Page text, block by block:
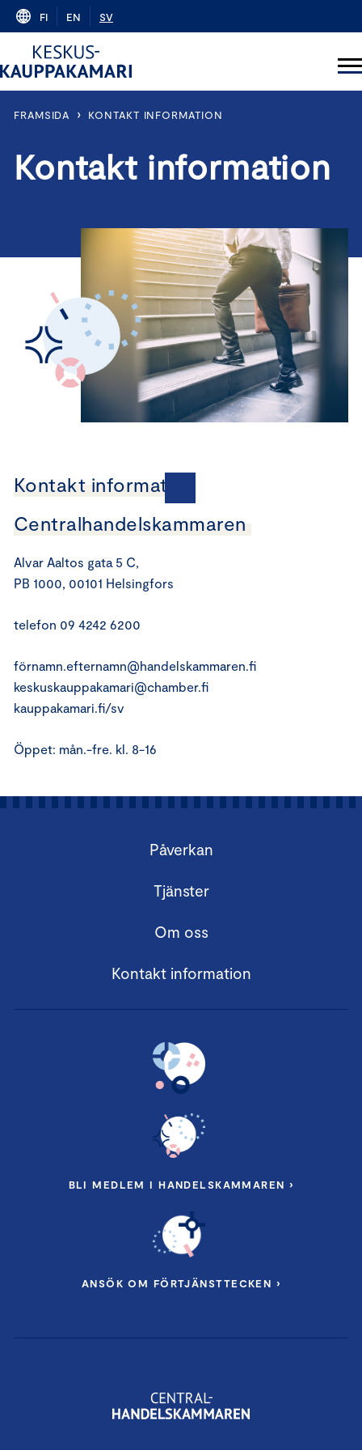
Skip
content
FI EN SV
FRAMSIDA › KONTAKT INFORMATION
Kontakt information
Kontakt information
Centralhandelskammaren
Alvar Aaltos gata 5 C,
PB 1000, 00101 Helsingfors
telefon 09 4242 6200
förnamn.efternamn@handelskammaren.fi
keskuskauppakamari@chamber.fi
kauppakamari.fi/sv
Öppet: mån.-fre. kl. 8-16
Påverkan
Tjänster
Om oss
Kontakt information
BLI MEDLEM I HANDELSKAMMAREN ›
ANSÖK OM FÖRTJÄNSTTECKEN ›